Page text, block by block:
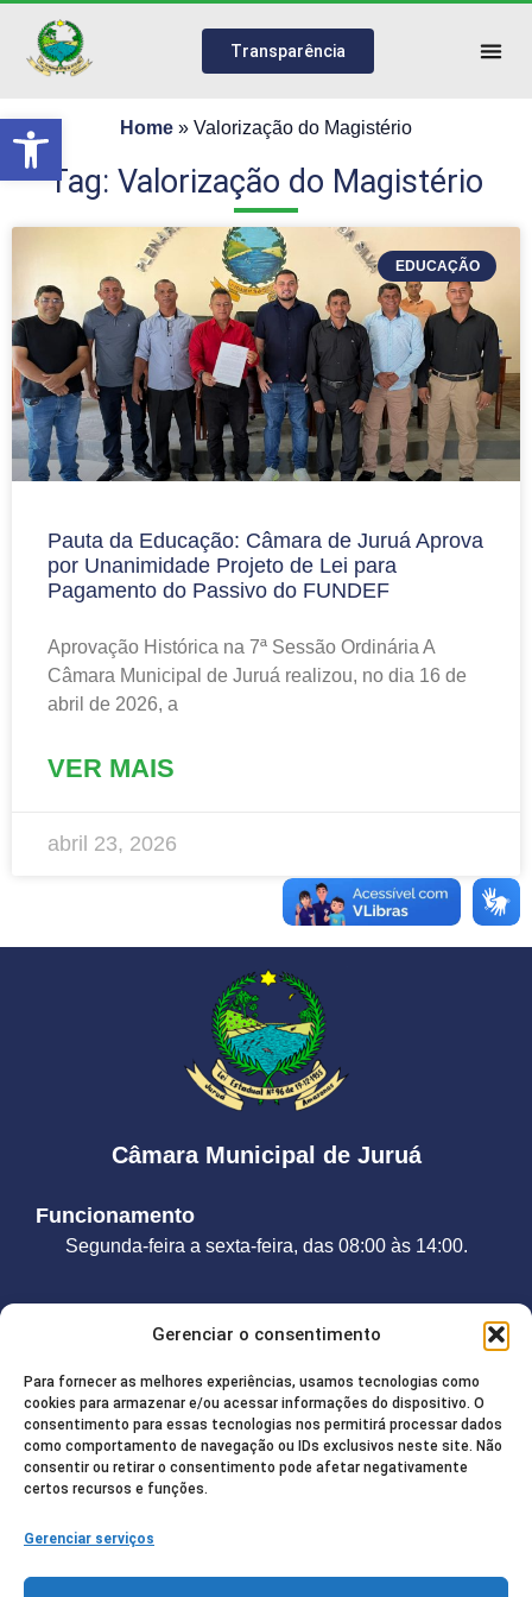
Abrir a barra de ferramentas
Gerenciar o consentimento
Para fornecer as melhores experiências, usamos tecnologias como
cookies para armazenar e/ou acessar informações do dispositivo. O
consentimento para essas tecnologias nos permitirá processar dados
como comportamento de navegação ou IDs exclusivos neste site. Não
consentir ou retirar o consentimento pode afetar negativamente
certos recursos e funções.
Gerenciar serviços
Transparência
Home » Valorização do Magistério
Tag: Valorização do Magistério
EDUCAÇÃO
Pauta da Educação: Câmara de Juruá Aprova
por Unanimidade Projeto de Lei para
Pagamento do Passivo do FUNDEF
Aprovação Histórica na 7ª Sessão Ordinária A
Câmara Municipal de Juruá realizou, no dia 16 de
abril de 2026, a
VER MAIS
abril 23, 2026
Câmara Municipal de Juruá
Funcionamento
Segunda-feira a sexta-feira, das 08:00 às 14:00.
E-mail:camarajurua@gmail.com
Endereço:Rua Francisco de Paula, 85. Centro / CEP:
69.520-000
Redes Sociais